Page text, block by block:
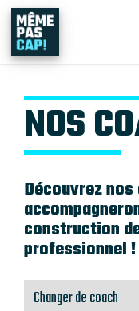
NOS
Découvrez
construction
professionnel !
Changer de coach